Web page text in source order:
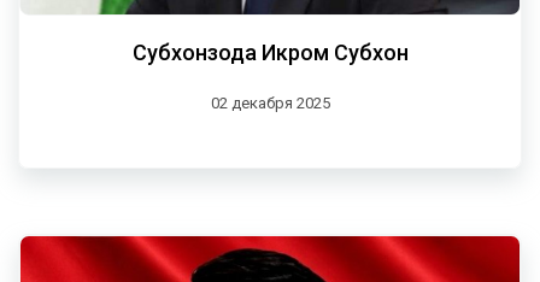
Субхонзода Икром Субхон
02 декабря 2025